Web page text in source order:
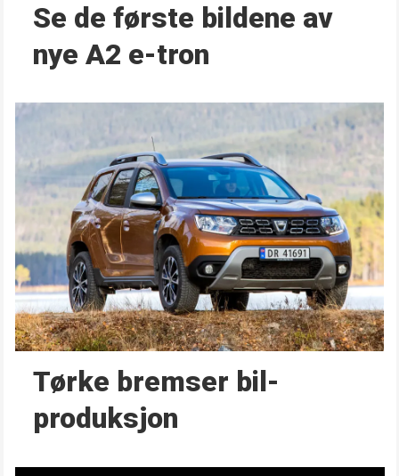
Se de første bildene av
nye A2 e-tron
Tørke bremser bil­
produksjon